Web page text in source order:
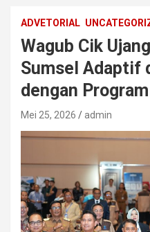
ADVETORIAL
Wagub Cik
Sumsel Adaptif
dengan
Mei 25, 2026 admin